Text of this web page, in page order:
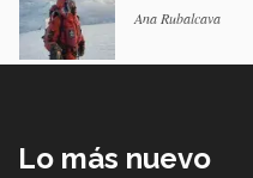
Ana Rubalcava
Lo más nuevo